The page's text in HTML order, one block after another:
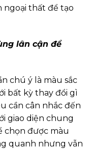
ngoại thất để tạo
lân cận để
chú ý là màu sắc
bất kỳ thay đổi gì
cần cân nhắc đến
giao diện chung
chọn được màu
quanh nhưng vẫn